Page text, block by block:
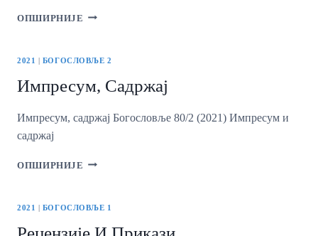
ОПШИРНИЈЕ ΤΑ
ΩΣ
ΤΟΥ
ΔΙΚΑΙΟΥ
2021 | БОГОСЛОВЉЕ 2
Импресум, Садржај
Импресум, садржај Богословље 80/2 (2021) Импресум и
садржај
ОПШИРНИЈЕ ИМПРЕСУМ,
2021 | БОГОСЛОВЉЕ 1